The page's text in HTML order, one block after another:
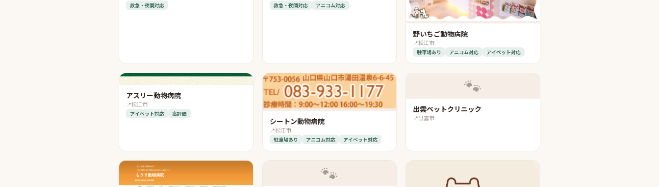
救急・夜間対応 救急・夜間対応 アニコム対応
野いちご動物病院
📍松江市
駐車場あり アニコム対応 アイペット対応
アスリー動物病院
📍松江市
アイペット対応 高評価
シートン動物病院
📍松江市
駐車場あり アニコム対応 アイペット対応
🐾
出雲ペットクリニック
📍出雲市
🐾